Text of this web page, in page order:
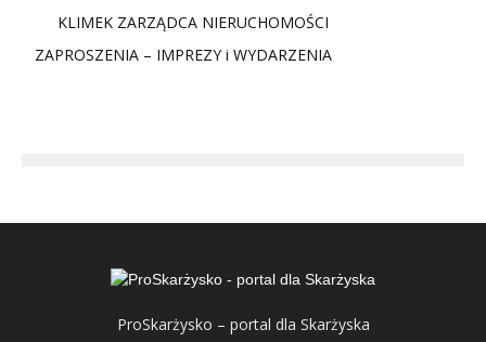
KLIMEK ZARZĄDCA NIERUCHOMOŚCI
ZAPROSZENIA – IMPREZY i WYDARZENIA
ProSkarżysko – portal dla Skarżyska